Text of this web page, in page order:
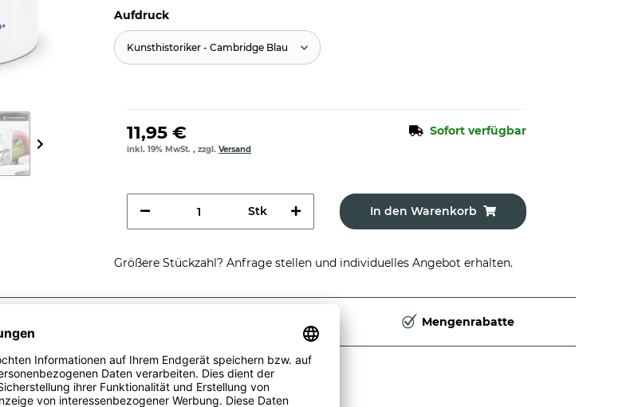
Aufdruck
Kunsthistoriker - Cambridge Blau
11,95 € Sofort verfügbar
inkl. 19% MwSt. , zzgl. Versand
Stk In den Warenkorb
Größere Stückzahl? Anfrage stellen und individuelles Angebot erhalten.
Mengenrabatte
Passende Verpackungen